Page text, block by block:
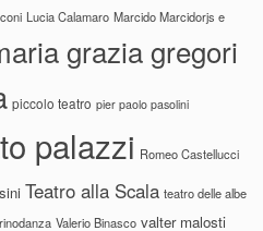
Lucia Calamaro Marcido Marcidorjs e
grazia gregori
piccolo teatro pier paolo pasolini
palazzi Romeo Castellucci
Teatro alla Scala teatro delle albe
Valerio Binasco valter malosti